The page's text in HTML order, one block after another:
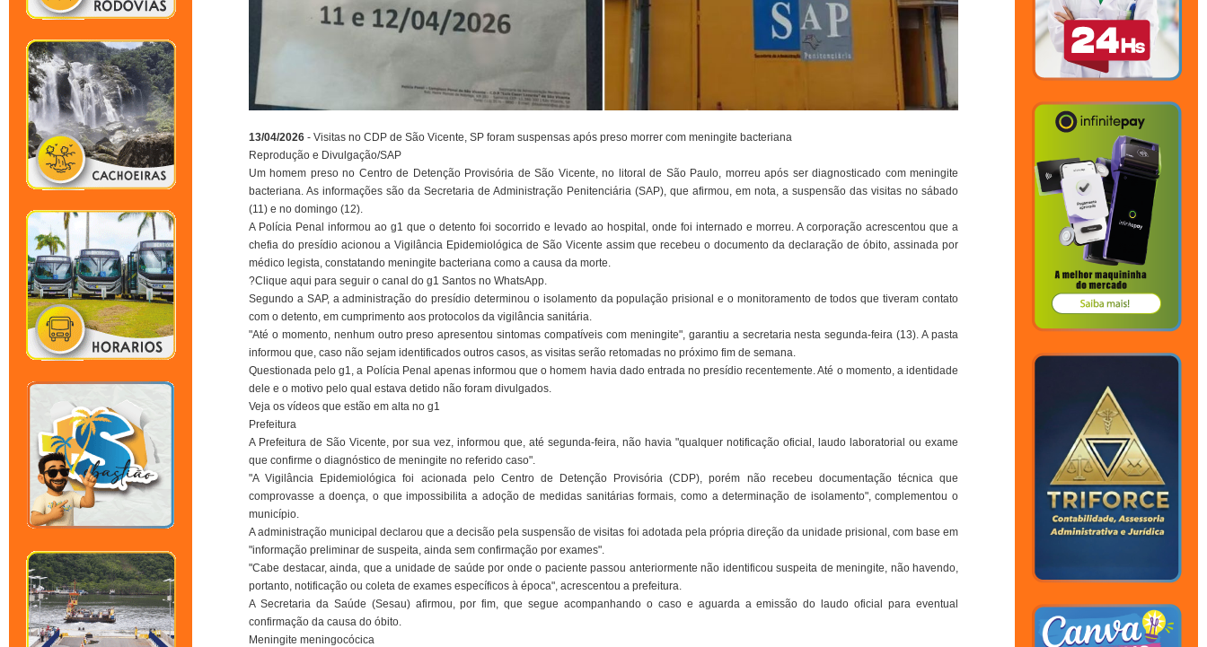
13/04/2026 - Visitas no CDP de São Vicente, SP foram suspensas após preso morrer com meningite bacteriana
Reprodução e Divulgação/SAP
Um homem preso no Centro de Detenção Provisória de São Vicente, no litoral de São Paulo, morreu após ser diagnosticado com meningite
bacteriana. As informações são da Secretaria de Administração Penitenciária (SAP), que afirmou, em nota, a suspensão das visitas no sábado
(11) e no domingo (12).
A Polícia Penal informou ao g1 que o detento foi socorrido e levado ao hospital, onde foi internado e morreu. A corporação acrescentou que a
chefia do presídio acionou a Vigilância Epidemiológica de São Vicente assim que recebeu o documento da declaração de óbito, assinada por
médico legista, constatando meningite bacteriana como a causa da morte.
?Clique aqui para seguir o canal do g1 Santos no WhatsApp.
Segundo a SAP, a administração do presídio determinou o isolamento da população prisional e o monitoramento de todos que tiveram contato
com o detento, em cumprimento aos protocolos da vigilância sanitária.
"Até o momento, nenhum outro preso apresentou sintomas compatíveis com meningite", garantiu a secretaria nesta segunda-feira (13). A pasta
informou que, caso não sejam identificados outros casos, as visitas serão retomadas no próximo fim de semana.
Questionada pelo g1, a Polícia Penal apenas informou que o homem havia dado entrada no presídio recentemente. Até o momento, a identidade
dele e o motivo pelo qual estava detido não foram divulgados.
Veja os vídeos que estão em alta no g1
Prefeitura
A Prefeitura de São Vicente, por sua vez, informou que, até segunda-feira, não havia "qualquer notificação oficial, laudo laboratorial ou exame
que confirme o diagnóstico de meningite no referido caso".
"A Vigilância Epidemiológica foi acionada pelo Centro de Detenção Provisória (CDP), porém não recebeu documentação técnica que
comprovasse a doença, o que impossibilita a adoção de medidas sanitárias formais, como a determinação de isolamento", complementou o
município.
A administração municipal declarou que a decisão pela suspensão de visitas foi adotada pela própria direção da unidade prisional, com base em
"informação preliminar de suspeita, ainda sem confirmação por exames".
"Cabe destacar, ainda, que a unidade de saúde por onde o paciente passou anteriormente não identificou suspeita de meningite, não havendo,
portanto, notificação ou coleta de exames específicos à época", acrescentou a prefeitura.
A Secretaria da Saúde (Sesau) afirmou, por fim, que segue acompanhando o caso e aguarda a emissão do laudo oficial para eventual
confirmação da causa do óbito.
Meningite meningocócica